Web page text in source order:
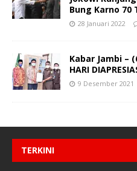
Bung Karno 70
28 Januari 2022
Kabar Jambi –
HARI
9 Desember 2021
TERKINI